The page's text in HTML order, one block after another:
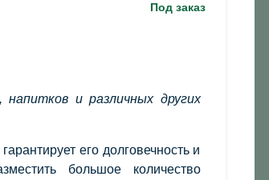
Под заказ
напитков и различных других
его долговечность и
большое количество